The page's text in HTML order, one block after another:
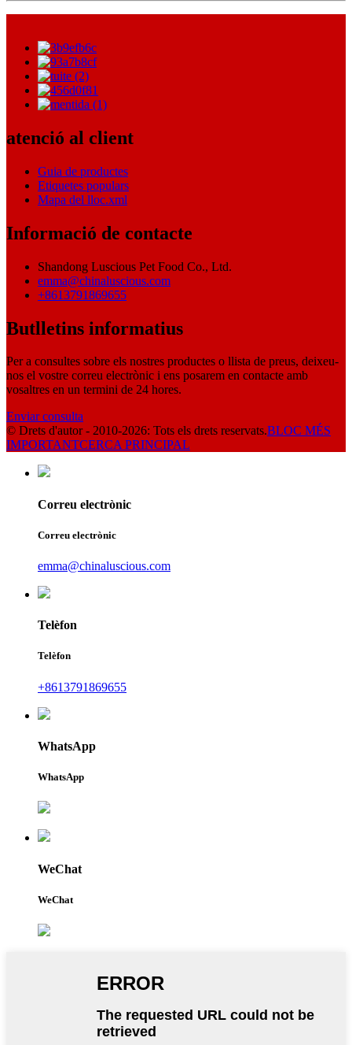
atenció al client
Guia de productes
Etiquetes populars
Mapa del lloc.xml
Informació de contacte
Shandong Luscious Pet Food Co., Ltd.
emma@chinaluscious.com
+8613791869655
Butlletins informatius
Per a consultes sobre els nostres productes o llista de preus, deixeu-
nos el vostre correu electrònic i ens posarem en contacte amb
vosaltres en un termini de 24 hores.
Enviar consulta
© Drets d'autor - 2010-2026: Tots els drets reservats.BLOC MÉS
IMPORTANTCERCA PRINCIPAL
Correu electrònic
Correu electrònic
emma@chinaluscious.com
Telèfon
Telèfon
+8613791869655
WhatsApp
WhatsApp
WeChat
WeChat